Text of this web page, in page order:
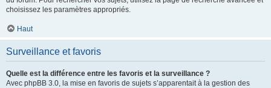
choisissez les paramètres appropriés.
Haut
Surveillance et favoris
Quelle est la différence entre les favoris et la surveillance ?
Avec phpBB 3.0, la mise en favoris de sujets s’apparentait à la gestion des